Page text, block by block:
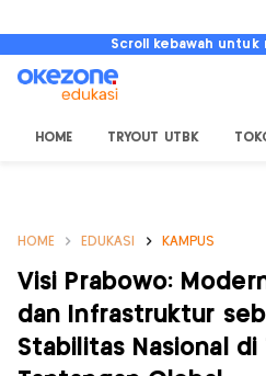
Scroll kebawah untuk
HOME TRYOUT UTBK
HOME EDUKASI KAMPUS
Visi Prabowo:
dan Infrastruktur
Stabilitas Nasional di